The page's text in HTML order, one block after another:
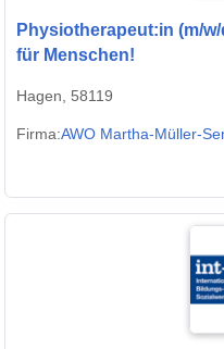
Physiotherapeut:in (m/
für Menschen!
Hagen, 58119
Firma:AWO Martha-Müller-